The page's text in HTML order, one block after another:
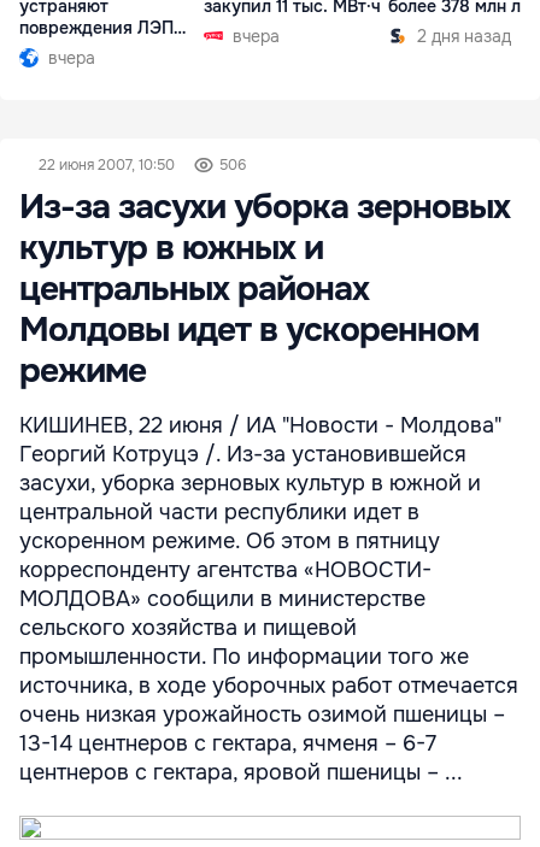
устраняют
повреждения ЛЭП
Бельцы-Днестровск
вчера
закупил 11 тыс. МВт·ч
вчера
более 378 млн
2 дня назад
22 июня 2007, 10:50 506
Из-за засухи уборка зерновых
культур в южных и
центральных районах
Молдовы идет в ускоренном
режиме
КИШИНЕВ, 22 июня / ИА "Новости - Молдова"
Георгий Котруцэ /. Из-за установившейся
засухи, уборка зерновых культур в южной и
центральной части республики идет в
ускоренном режиме. Об этом в пятницу
корреспонденту агентства «НОВОСТИ-
МОЛДОВА» сообщили в министерстве
сельского хозяйства и пищевой
промышленности. По информации того же
источника, в ходе уборочных работ отмечается
очень низкая урожайность озимой пшеницы –
13-14 центнеров с гектара, ячменя – 6-7
центнеров с гектара, яровой пшеницы – ...